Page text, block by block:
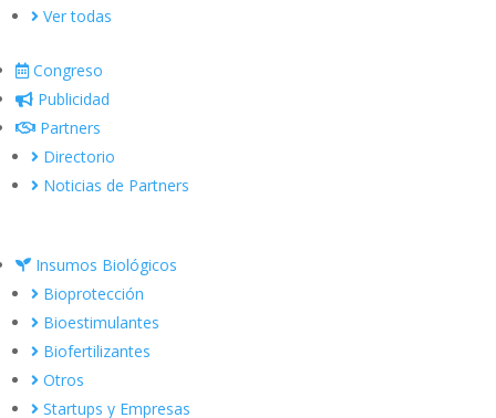
Ver todas
Congreso
Publicidad
Partners
Directorio
Noticias de Partners
Insumos Biológicos
Bioprotección
Bioestimulantes
Biofertilizantes
Otros
Startups y Empresas